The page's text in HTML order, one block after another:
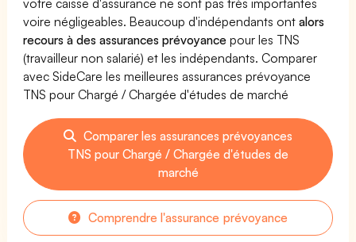
voire négligeables. Beaucoup d'indépendants ontalors
recours à des assurances prévoyance pour les TNS
(travailleur non salarié) et les indépendants. Comparer
avec SideCare les meilleures assurances prévoyance
TNS pour Chargé / Chargée d'études de marché
Comparer les assurances prévoyances
TNS pour Chargé / Chargée d'études de
marché
Comprendre l'assurance prévoyance